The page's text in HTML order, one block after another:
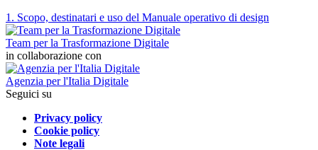
1. Scopo, destinatari e uso del Manuale operativo di design
Team per la Trasformazione Digitale
in collaborazione con
Agenzia per l'Italia Digitale
Seguici su
Privacy policy
Cookie policy
Note legali